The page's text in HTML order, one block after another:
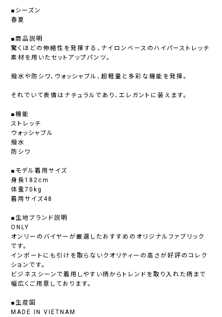
■シーズン
春夏
■商品説明
驚くほどの伸縮性を発揮する、ナイロンベースのハイパーストレッチ
素材を用いたセットアップパンツ。
撥水や防シワ、ウォッシャブル、超軽量と多彩な機能を発揮。
それでいて表情はナチュラルであり、エレガントに装えます。
■機能
ストレッチ
ウォッシャブル
撥水
防シワ
■モデル着用サイズ
身長182cm
体重70kg
着用サイズ48
■生地ブランド説明
ONLY
オンリーのバイヤーが厳選したおすすめのオリジナルファブリック
です。
インポートにも引けを取らないクオリティーの高さが好評のコレク
ションです。
ビジネスシーンで着用しやすい柄からトレンドを取り入れた柄まで
幅広くご用意しております。
■生産国
MADE IN VIETNAM